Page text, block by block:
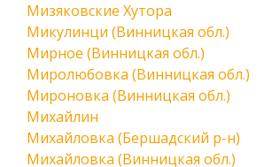
Мизяковские Хутора
Микулинци (Винницкая обл.)
Мирное (Винницкая обл.)
Миролюбовка (Винницкая обл.)
Мироновка (Винницкая обл.)
Михайлин
Михайловка (Бершадский р-н)
Михайловка (Винницкая обл.)